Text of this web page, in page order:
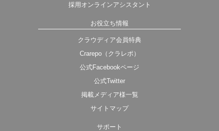
採用オンラインアシスタント
お役立ち情報
クラウディア会員特典
Crarepo（クラレポ）
公式Facebookページ
公式Twitter
掲載メディア様一覧
サイトマップ
サポート